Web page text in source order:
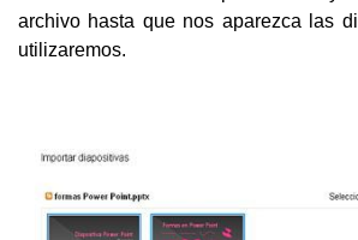
archivo hasta que nos aparezca las
utilizaremos.